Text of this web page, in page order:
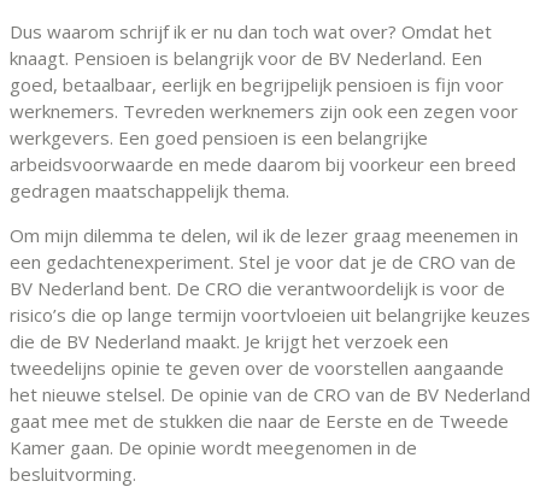
Dus waarom schrijf ik er nu dan toch wat over? Omdat het
knaagt. Pensioen is belangrijk voor de BV Nederland. Een
goed, betaalbaar, eerlijk en begrijpelijk pensioen is fijn voor
werknemers. Tevreden werknemers zijn ook een zegen voor
werkgevers. Een goed pensioen is een belangrijke
arbeidsvoorwaarde en mede daarom bij voorkeur een breed
gedragen maatschappelijk thema.
Om mijn dilemma te delen, wil ik de lezer graag meenemen in
een gedachtenexperiment. Stel je voor dat je de CRO van de
BV Nederland bent. De CRO die verantwoordelijk is voor de
risico’s die op lange termijn voortvloeien uit belangrijke keuzes
die de BV Nederland maakt. Je krijgt het verzoek een
tweedelijns opinie te geven over de voorstellen aangaande
het nieuwe stelsel. De opinie van de CRO van de BV Nederland
gaat mee met de stukken die naar de Eerste en de Tweede
Kamer gaan. De opinie wordt meegenomen in de
besluitvorming.